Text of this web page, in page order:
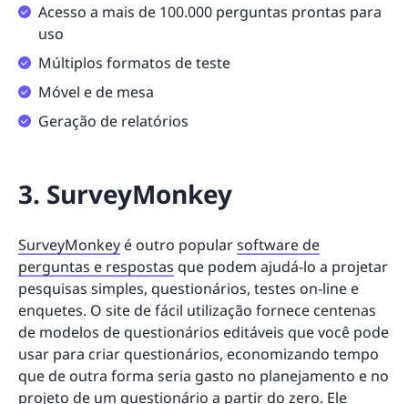
Acesso a mais de 100.000 perguntas prontas para
uso
Múltiplos formatos de teste
Móvel e de mesa
Geração de relatórios
3. SurveyMonkey
SurveyMonkey é outro popularsoftware de
perguntas e respostas que podem ajudá-lo a projetar
pesquisas simples, questionários, testes on-line e
enquetes. O site de fácil utilização fornece centenas
de modelos de questionários editáveis que você pode
usar para criar questionários, economizando tempo
que de outra forma seria gasto no planejamento e no
projeto de um questionário a partir do zero. Ele